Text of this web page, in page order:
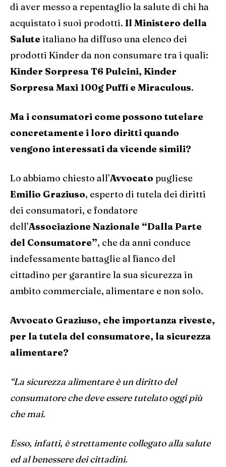
di aver messo a repentaglio la salute di chi ha
acquistato i suoi prodotti. Il Ministero della
Salute italiano ha diffuso una elenco dei
prodotti Kinder da non consumare tra i quali:
Kinder Sorpresa T6 Pulcini, Kinder
Sorpresa Maxi 100g Puffi e Miraculous.
Ma i consumatori come possono tutelare
concretamente i loro diritti quando
vengono interessati da vicende simili?
Lo abbiamo chiesto all’Avvocato pugliese
Emilio Graziuso, esperto di tutela dei diritti
dei consumatori, e fondatore
dell’Associazione Nazionale “Dalla Parte
del Consumatore”, che da anni conduce
indefessamente battaglie al fianco del
cittadino per garantire la sua sicurezza in
ambito commerciale, alimentare e non solo.
Avvocato Graziuso, che importanza riveste,
per la tutela del consumatore, la sicurezza
alimentare?
“La sicurezza alimentare è un diritto del
consumatore che deve essere tutelato oggi più
che mai.
Esso, infatti, è strettamente collegato alla salute
ed al benessere dei cittadini.